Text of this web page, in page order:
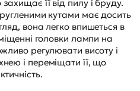
її від пилу і бруду.
кутами має досить
вона легко впишеться в
головки лампи на
регулювати висоту і
і переміщати її, що